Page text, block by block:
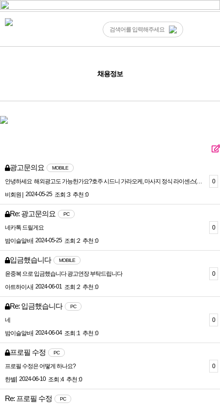
채용정보
광고문의요 MOBILE
안녕하세요 해외광고도 가능한가요?호주 시드니 가라오케, 마사지 정식 라이센스(사업자등록) 된 가게입니다카톡아뒤 ttys299
비회원 |
2024-05-25 조회 :3 추천 :0
0
Re: 광고문의요 PC
네카톡 드릴게요
밤이슬알바| 2024-05-25 조회 :2 추천 :0
0
입금했습니다 MOBILE
윤중복 으로 입금했습니다 광고연장 부탁드립니다
아트하이사| 2024-06-01 조회 :2 추천 :0
0
Re: 입금했습니다 PC
네
밤이슬알바| 2024-06-04 조회 :1 추천 :0
0
프로필 수정 PC
프로필 수정은 어떻게 하나요?
한별 2024-06-10 조회 :4 추천 :0
0
Re: 프로필 수정 PC